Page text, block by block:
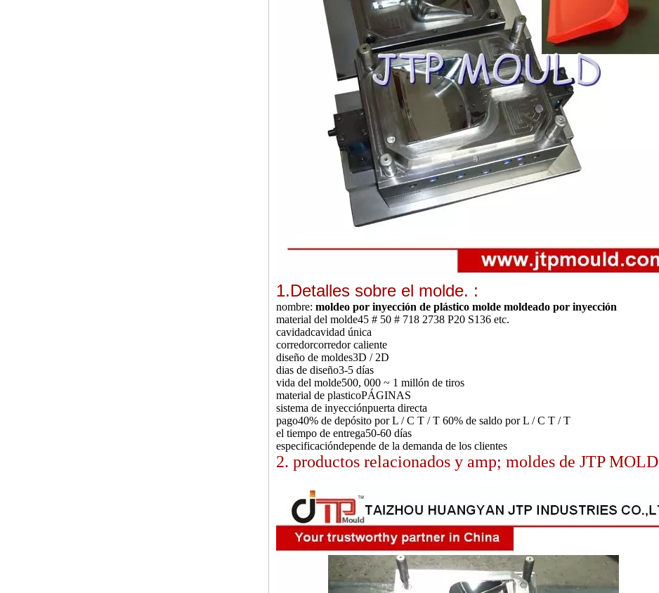
1.Detalles sobre el molde. :
nombre: moldeo por inyección de plástico molde moldeado por inyección
material del molde45 # 50 # 718 2738 P20 S136 etc.
cavidadcavidad única
corredorcorredor caliente
diseño de moldes3D / 2D
dias de diseño3-5 días
vida del molde500, 000 ~ 1 millón de tiros
material de plasticoPÁGINAS
sistema de inyecciónpuerta directa
pago40% de depósito por L / C T / T 60% de saldo por L / C T / T
el tiempo de entrega50-60 días
especificacióndepende de la demanda de los clientes
2. productos relacionados y amp; moldes de JTP MOLD